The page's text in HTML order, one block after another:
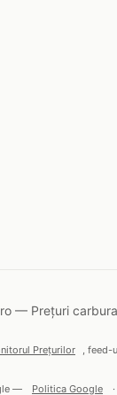
— Prețuri
Prețurilor ,
— Politica Google ·